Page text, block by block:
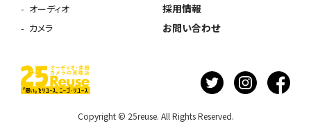
オーディオ
カメラ
採用情報
お問い合わせ
Copyright © 25reuse. All Rights Reserved.